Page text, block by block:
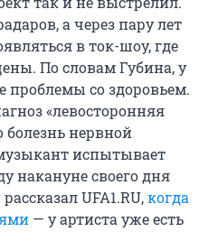
а через пару лет
в ток-шоу, где
По словам Губина, у
проблемы со здоровьем.
«левосторонняя
болезнь нервной
испытывает
накануне своего дня
UFA1.RU,когда
— у артиста уже есть